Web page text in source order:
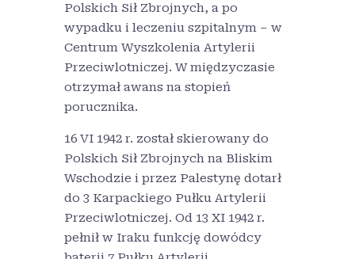
Polskich Sił Zbrojnych, a po
wypadku i leczeniu szpitalnym – w
Centrum Wyszkolenia Artylerii
Przeciwlotniczej. W międzyczasie
otrzymał awans na stopień
porucznika.
16 VI 1942 r. został skierowany do
Polskich Sił Zbrojnych na Bliskim
Wschodzie i przez Palestynę dotarł
do 3 Karpackiego Pułku Artylerii
Przeciwlotniczej. Od 13 XI 1942 r.
pełnił w Iraku funkcję dowódcy